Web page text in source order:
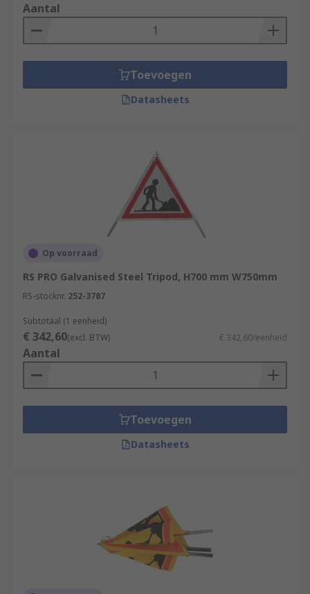
Aantal
Toevoegen
Datasheets
Op voorraad
RS PRO Galvanised Steel Tripod, H700 mm W750mm
RS-stocknr. 252-3787
Subtotaal (1 eenheid)
€ 342,60(excl. BTW) € 342,60/eenheid
Aantal
Toevoegen
Datasheets